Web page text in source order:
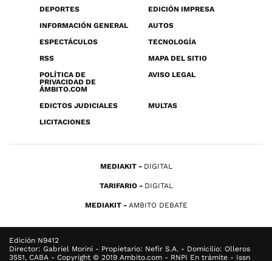
DEPORTES
EDICIÓN IMPRESA
INFORMACIÓN GENERAL
AUTOS
ESPECTÁCULOS
TECNOLOGÍA
RSS
MAPA DEL SITIO
POLÍTICA DE
PRIVACIDAD DE
ÁMBITO.COM
AVISO LEGAL
EDICTOS JUDICIALES
MULTAS
LICITACIONES
MEDIAKIT DIGITAL
TARIFARIO DIGITAL
MEDIAKIT AMBITO DEBATE
Edición N9412
Director: Gabriel Morini - Propietario: Nefir S.A. - Domicilio: Olleros
3551, CABA - Copyright © 2019 Ambito.com - RNPI En trámite - Issn